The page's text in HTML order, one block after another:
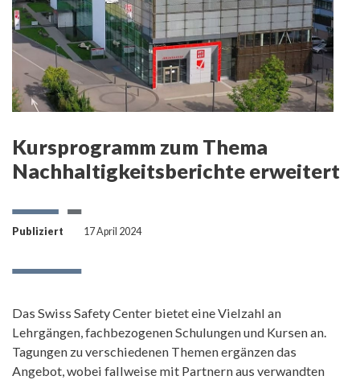
Kursprogramm zum Thema
Nachhaltigkeitsberichte erweitert
Publiziert 17 April 2024
Das Swiss Safety Center bietet eine Vielzahl an
Lehrgängen, fachbezogenen Schulungen und Kursen an.
Tagungen zu verschiedenen Themen ergänzen das
Angebot, wobei fallweise mit Partnern aus verwandten